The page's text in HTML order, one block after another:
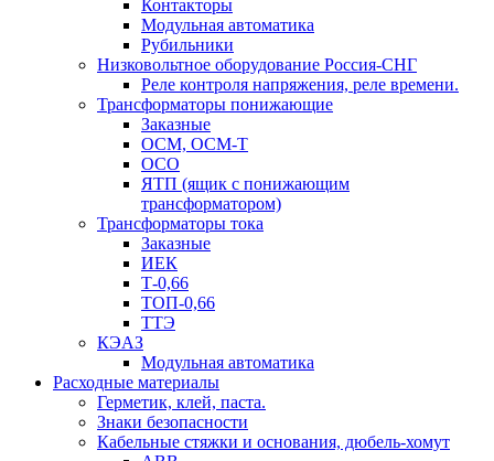
Контакторы
Модульная автоматика
Рубильники
Низковольтное оборудование Россия-СНГ
Реле контроля напряжения, реле времени.
Трансформаторы понижающие
Заказные
ОСМ, ОСМ-Т
ОСО
ЯТП (ящик с понижающим
трансформатором)
Трансформаторы тока
Заказные
ИЕК
Т-0,66
ТОП-0,66
ТТЭ
КЭАЗ
Модульная автоматика
Расходные материалы
Герметик, клей, паста.
Знаки безопасности
Кабельные стяжки и основания, дюбель-хомут